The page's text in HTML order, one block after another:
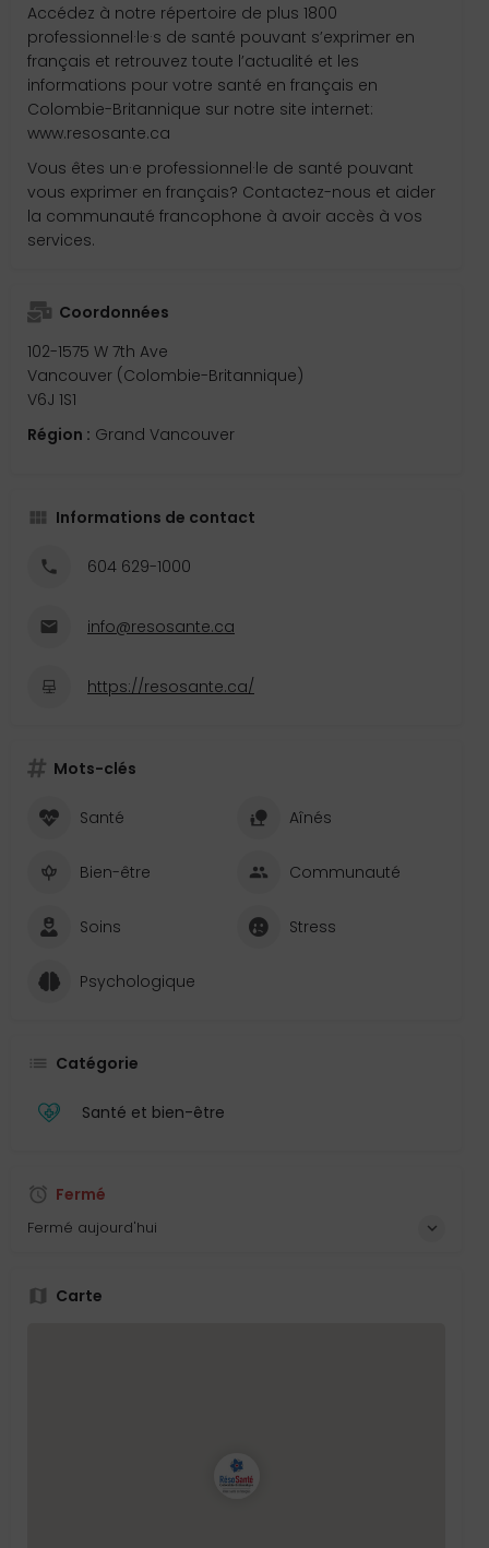
Accédez à notre répertoire de plus 1800
professionnel·le·s de santé pouvant s’exprimer en
français et retrouvez toute l’actualité et les
informations pour votre santé en français en
Colombie-Britannique sur notre site internet:
www.resosante.ca
Vous êtes un·e professionnel·le de santé pouvant
vous exprimer en français? Contactez-nous et aider
la communauté francophone à avoir accès à vos
services.
Coordonnées
102-1575 W 7th Ave
Vancouver (Colombie-Britannique)
V6J 1S1
Région : Grand Vancouver
Informations de contact
604 629-1000
info@resosante.ca
https://resosante.ca/
Mots-clés
Santé Aînés
Bien-être Communauté
Soins Stress
Psychologique
Catégorie
Santé et bien-être
Fermé
Fermé aujourd'hui
Carte